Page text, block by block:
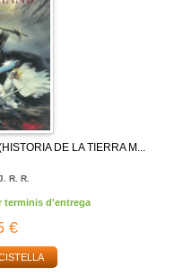
DE LA TIERRA M...
R. R.
terminis d'entrega
€